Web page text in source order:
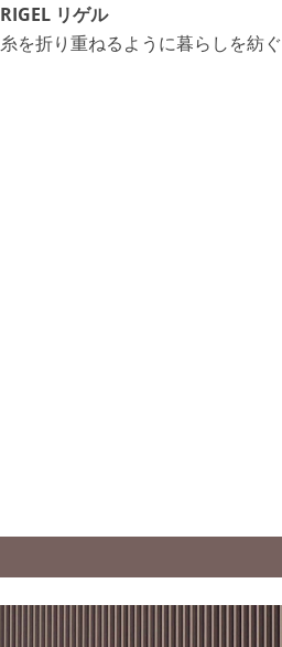
RIGEL リゲル
糸を折り重ねるように暮らしを紡ぐ